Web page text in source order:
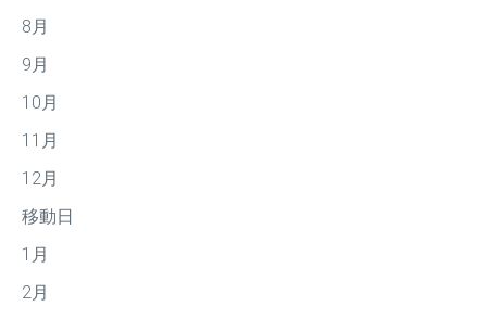
8月
9月
10月
11月
12月
移動日
1月
2月